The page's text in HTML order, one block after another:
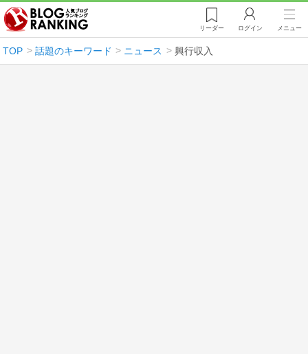
リーダー ログイン メニュー
TOP 話題のキーワード ニュース 興行収入